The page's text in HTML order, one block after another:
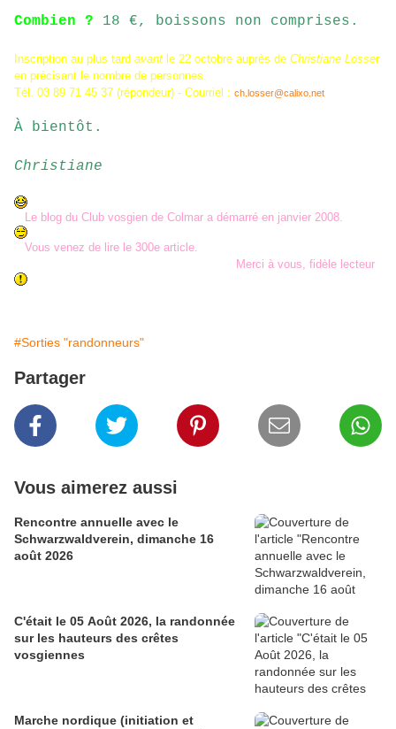
Combien ? 18 €, boissons non comprises.
Inscription au plus tard avant le 22 octobre auprès de Christiane Losser
en précisant le nombre de personnes.
Tél. 03 89 71 45 37 (répondeur) - Courriel : ch.losser@calixo.net
À bientôt.
Christiane
Le blog du Club vosgien de Colmar a démarré en janvier 2008.
Vous venez de lire le 300e article.
Merci à vous, fidèle lecteur
#Sorties "randonneurs"
Partager
Vous aimerez aussi
Rencontre annuelle avec le
Schwarzwaldverein, dimanche 16
août 2026
C'était le 05 Août 2026, la randonnée
sur les hauteurs des crêtes
vosgiennes
Marche nordique (initiation et